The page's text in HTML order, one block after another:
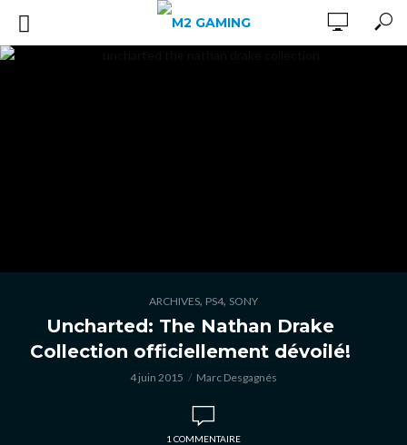
ARCHIVES, PS4, SONY
Uncharted: The Nathan Drake
Collection officiellement dévoilé!
4 juin 2015 Marc Desgagnés
1 COMMENTAIRE